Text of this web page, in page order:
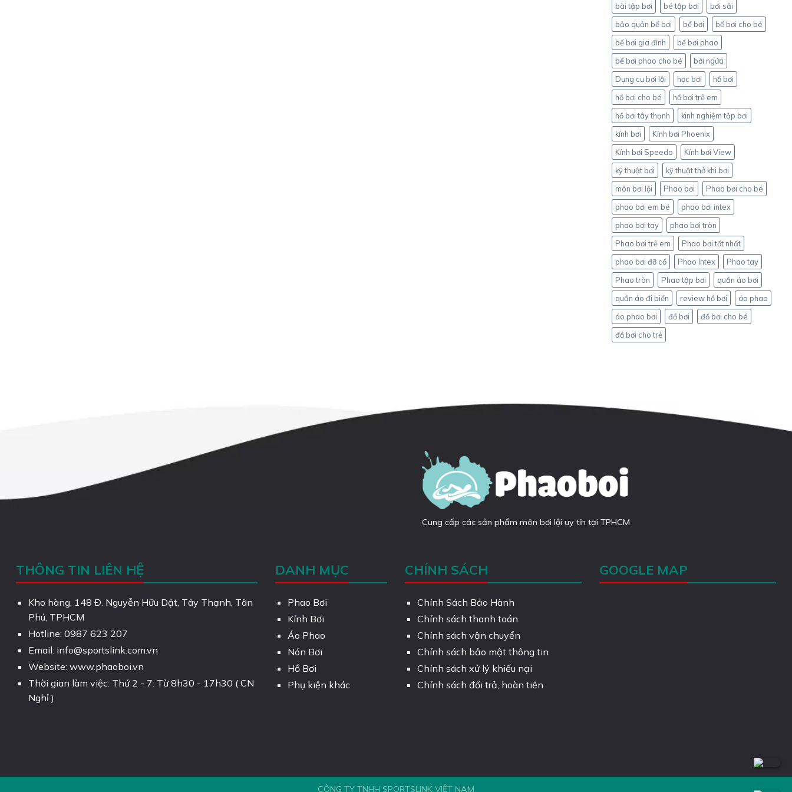
bài tập bơi bé tập bơi
bơi sải
bảo quản bể bơi
bể bơi
bể bơi cho bé
bể bơi gia đình
bể bơi phao
bể bơi phao cho bé
bởi ngửa
Dụng cụ bơi lội
học bơi
hồ bơi
hồ bơi cho bé
hồ bơi trẻ em
hồ bơi tây thạnh
kinh nghiệm tập bơi
kính bơi
Kính bơi Phoenix
Kính bơi Speedo
Kính bơi View
kỹ thuật bơi
kỹ thuật thở khi bơi
môn bơi lội
Phao bơi
Phao bơi cho bé
phao bơi em bé
phao bơi intex
phao bơi tay
phao bơi tròn
Phao bơi trẻ em
Phao bơi tốt nhất
phao bơi đỡ cổ
Phao Intex
Phao tay
Phao tròn
Phao tập bơi
quần áo bơi
quần áo đi biển
review hồ bơi
áo phao
áo phao bơi
đồ bơi
đồ bơi cho bé
đồ bơi cho trẻ
Cung cấp các sản phẩm môn bơi lội uy tín tại TPHCM
THÔNG TIN LIÊN HỆ
Kho hàng, 148 Đ. Nguyễn Hữu Dật, Tây Thạnh, Tân
Phú, TPHCM
Hotline: 0987 623 207
Email: info@sportslink.com.vn
Website: www.phaoboi.vn
Thời gian làm việc: Thứ 2 - 7: Từ 8h30 - 17h30 ( CN
Nghỉ )
DANH MỤC
Phao Bơi
Kính Bơi
Áo Phao
Nón Bơi
Hồ Bơi
Phụ kiện khác
CHÍNH SÁCH
Chính Sách Bảo Hành
Chính sách thanh toán
Chính sách vận chuyển
Chính sách bảo mật thông tin
Chính sách xử lý khiếu nại
Chính sách đổi trả, hoàn tiền
GOOGLE MAP
CÔNG TY TNHH SPORTSLINK VIỆT NAM